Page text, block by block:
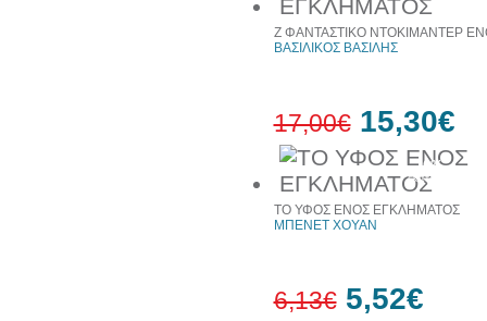
10%
έκπτωση
Ζ ΦΑΝΤΑΣΤΙΚΟ ΝΤΟΚΙΜΑΝΤΕΡ
ΒΑΣΙΛΙΚΟΣ ΒΑΣΙΛΗΣ
17,00€ 15,30€
ΤΟ ΥΦΟΣ ΕΝΟΣ ΕΓΚΛΗΜΑΤΟΣ
ΜΠΕΝΕΤ ΧΟΥΑΝ
6,13€ 5,52€